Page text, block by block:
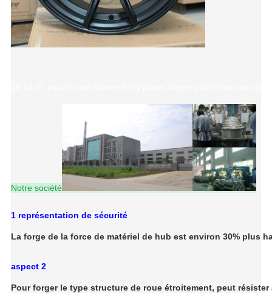
Notre société
1 représentation de sécurité
La forge de la force de matériel de hub est environ 30% plus
aspect 2
Pour forger le type structure de roue étroitement, peut résister